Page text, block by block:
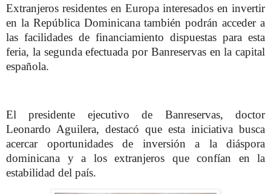
Extranjeros residentes en Europa interesados en invertir
en la República Dominicana también podrán acceder a
las facilidades de financiamiento dispuestas para esta
feria, la segunda efectuada por Banreservas en la capital
española.
El presidente ejecutivo de Banreservas, doctor
Leonardo Aguilera, destacó que esta iniciativa busca
acercar oportunidades de inversión a la diáspora
dominicana y a los extranjeros que confían en la
estabilidad del país.